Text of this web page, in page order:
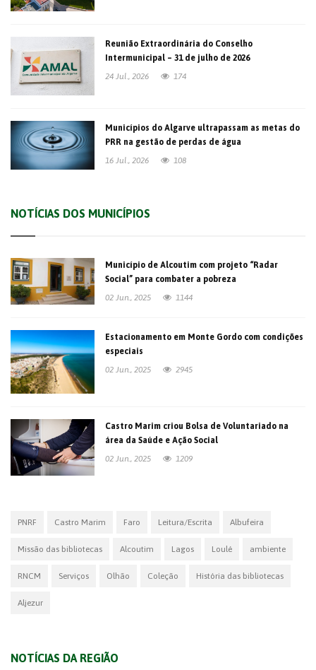
Reunião Extraordinária do Conselho
Intermunicipal – 31 de julho de 2026
24 Jul., 2026
174
Municípios do Algarve ultrapassam as metas do
PRR na gestão de perdas de água
16 Jul., 2026
108
NOTÍCIAS DOS MUNICÍPIOS
Município de Alcoutim com projeto “Radar
Social” para combater a pobreza
02 Jun., 2025
1144
Estacionamento em Monte Gordo com condições
especiais
02 Jun., 2025
2945
Castro Marim criou Bolsa de Voluntariado na
área da Saúde e Ação Social
02 Jun., 2025
1209
PNRF Castro Marim Faro Leitura/Escrita Albufeira
Missão das bibliotecas Alcoutim Lagos Loulé ambiente
RNCM Serviços Olhão Coleção História das bibliotecas
Aljezur
NOTÍCIAS DA REGIÃO